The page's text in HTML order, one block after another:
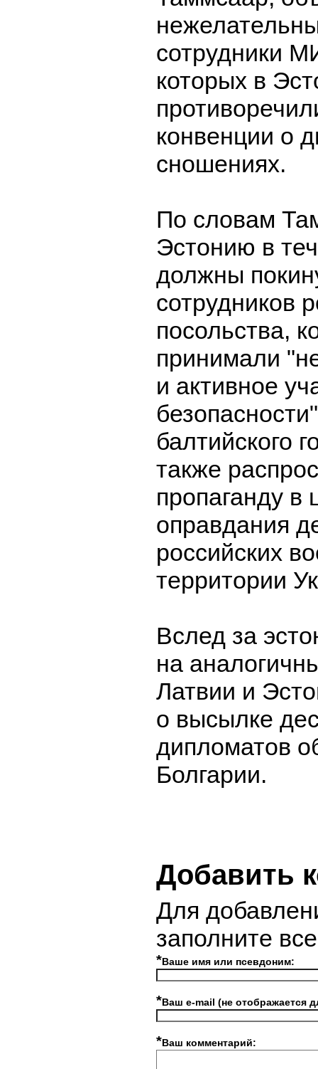
сотрудники
которых в
конвенции о
сношениях.
По словам
Эстонию в
должны
сотрудников
посольства,
принимали
и активное
балтийского
также
пропаганду в
оправдания
российских
территории
Вслед за
на
Латвии и
о высылке
дипломатов
Болгарии.
Добавить
Для
заполните
*Ваше имя или псевдоним:
*Ваш e-mail (не отображается
*Ваш комментарий: